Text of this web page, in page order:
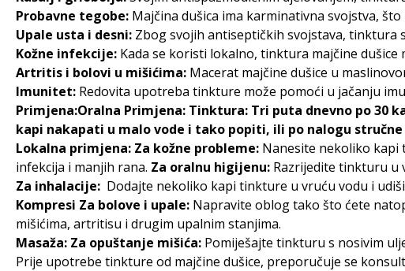
Probavne tegobe: Majčina dušica ima karminativna svojstva,
Upale usta i desni: Zbog svojih antiseptičkih svojstava, tinktura
Kožne infekcije: Kada se koristi lokalno, tinktura majčine
Artritis i bolovi u mišićima: Macerat majčine dušice u
Imunitet: Redovita upotreba tinkture može pomoći u jačanju
Primjena:Oralna Primjena: Tinktura: Tri puta dnevno po 30
kapi nakapati u malo vode i tako popiti, ili po nalogu stručne
Lokalna primjena: Za kožne probleme: Nanesite nekoliko kapi
infekcija i manjih rana. Za oralnu higijenu: Razrijedite tinkturu u
Za inhalacije: Dodajte nekoliko kapi tinkture u vruću vodu i
Kompresi Za bolove i upale: Napravite oblog tako što ćete
mišićima, artritisu i drugim upalnim stanjima.
Masaža: Za opuštanje mišića: Pomiješajte tinkturu s nosivim
Prije upotrebe tinkture od majčine dušice, preporučuje se